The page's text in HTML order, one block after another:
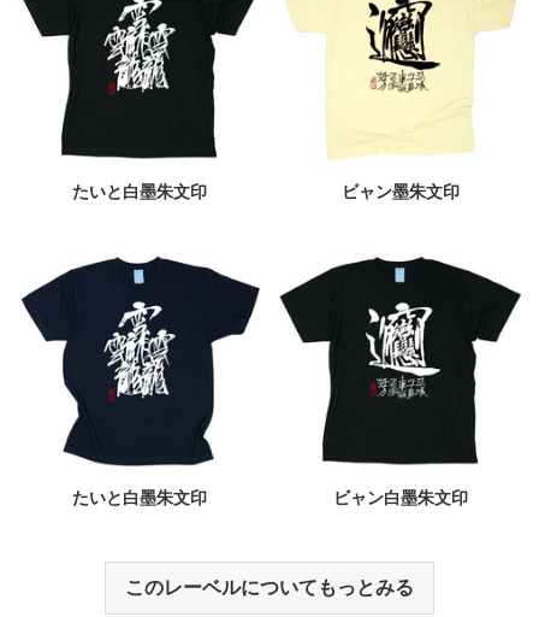
たいと白墨朱文印 ビャン墨朱文印
たいと白墨朱文印 ビャン白墨朱文印
このレーベルについてもっとみる